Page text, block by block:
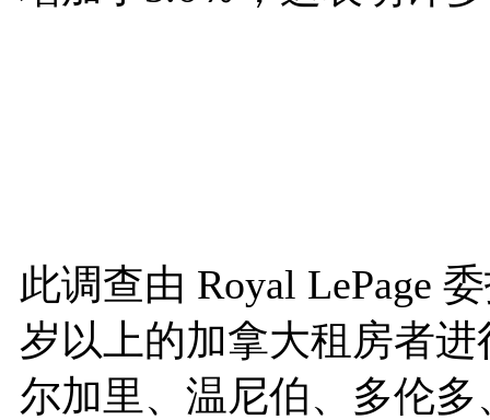
此调查由 Royal LePage
岁以上的加拿大租房者
尔加里、温尼伯、多伦